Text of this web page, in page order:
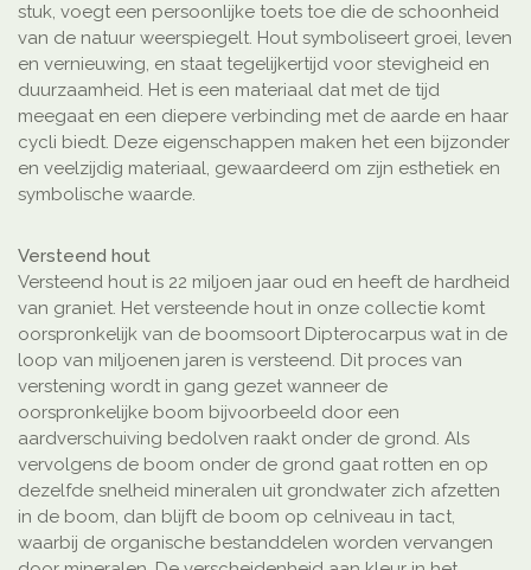
stuk, voegt een persoonlijke toets toe die de schoonheid
van de natuur weerspiegelt. Hout symboliseert groei, leven
en vernieuwing, en staat tegelijkertijd voor stevigheid en
duurzaamheid. Het is een materiaal dat met de tijd
meegaat en een diepere verbinding met de aarde en haar
cycli biedt. Deze eigenschappen maken het een bijzonder
en veelzijdig materiaal, gewaardeerd om zijn esthetiek en
symbolische waarde.
Versteend hout
Versteend hout is 22 miljoen jaar oud en heeft de hardheid
van graniet. Het versteende hout in onze collectie komt
oorspronkelijk van de boomsoort Dipterocarpus wat in de
loop van miljoenen jaren is versteend. Dit proces van
verstening wordt in gang gezet wanneer de
oorspronkelijke boom bijvoorbeeld door een
aardverschuiving bedolven raakt onder de grond. Als
vervolgens de boom onder de grond gaat rotten en op
dezelfde snelheid mineralen uit grondwater zich afzetten
in de boom, dan blijft de boom op celniveau in tact,
waarbij de organische bestanddelen worden vervangen